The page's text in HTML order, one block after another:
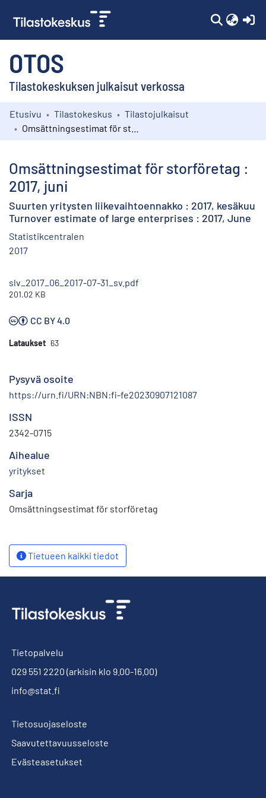
OTOS
Tilastokeskuksen julkaisut verkossa
Kokoelmat
Etusivu Tilastokeskus
Tilastojulkaisut
Omsättningsestimat för storföretag :
2017, juni
Suurten yritysten liikevaihtoennakko : 2017, kesäkuu
Turnover estimate of large enterprises : 2017, June
Statistikcentralen
2017
slv_2017_06_2017-07-31_sv.pdf
201.02 KB
CC BY 4.0
Lataukset 63
Pysyvä osoite
https://urn.fi/URN:NBN:fi-fe20230907121087
ISSN
2342-0715
Aihealue
yritykset
Sarja
Omsättningsestimat för storföretag
Tietueen kaikki tiedot
Tietopalvelu
029 551 2220 (arkisin klo 9.00-16.00)
info@stat.fi
Tietosuojaseloste
Saavutettavuusseloste
Evästeasetukset